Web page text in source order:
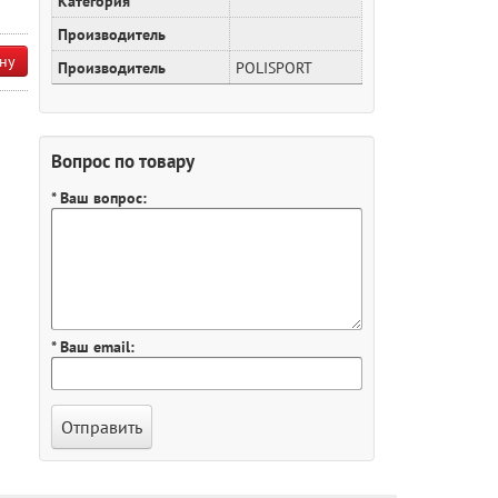
Производитель
Производитель
POLISPORT
Вопрос по товару
* Ваш вопрос:
* Ваш email: